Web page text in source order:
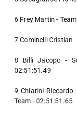
6 Frey Martin -
7 Cominelli Cristian
8 Billi Jacopo -
02:51:51.49
9 Chiarini Riccardo
Team - 02:51:51.65